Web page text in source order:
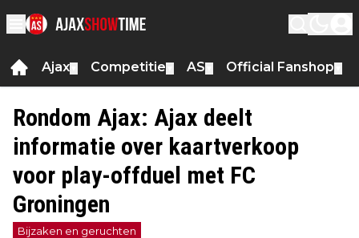
Ajax Competitie AS Official Fanshop
Rondom Ajax: Ajax deelt
informatie over kaartverkoop
voor play-offduel met FC
Groningen
Bijzaken en geruchten